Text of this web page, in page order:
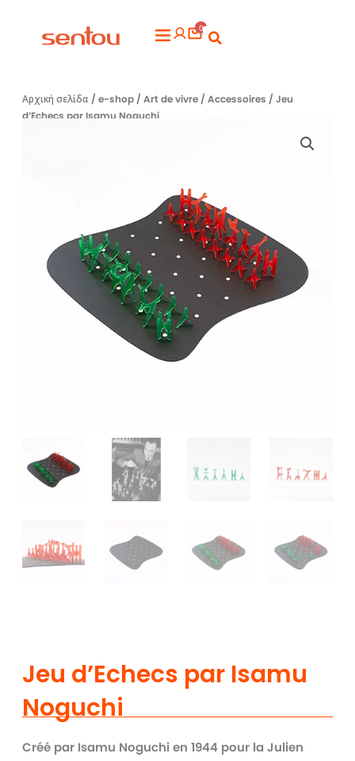
Flyout
0
Αρχική σελίδα/ e-shop/ Art de vivre/ Accessoires / Jeu
d’Echecs par Isamu Noguchi
Jeu d’Echecs par Isamu
Noguchi
Créé par Isamu Noguchi en 1944 pour la Julien